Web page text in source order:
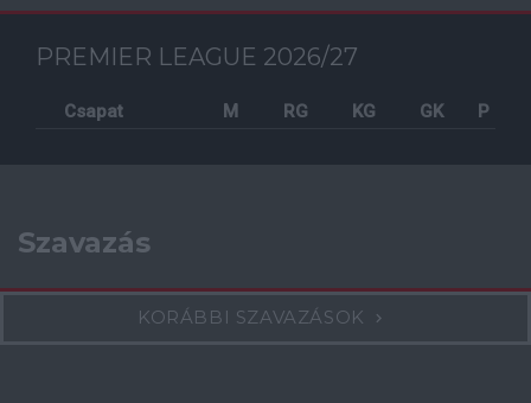
PREMIER LEAGUE 2026/27
Csapat M RG KG GK P
Szavazás
KORÁBBI SZAVAZÁSOK